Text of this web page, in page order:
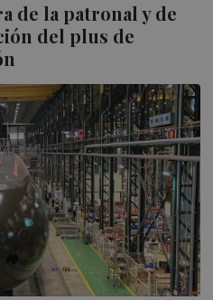
de la patronal y de
del plus de